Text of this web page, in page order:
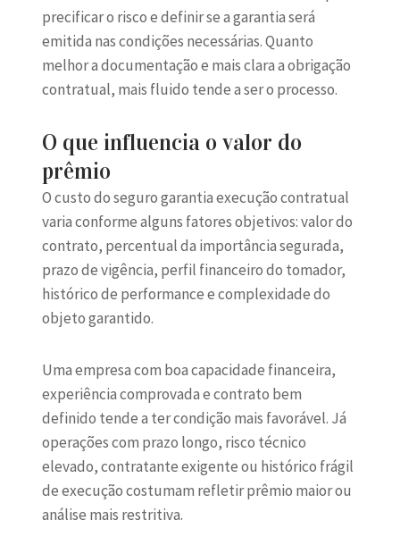
precificar o risco e definir se a garantia será
emitida nas condições necessárias. Quanto
melhor a documentação e mais clara a obrigação
contratual, mais fluido tende a ser o processo.
O que influencia o valor do
prêmio
O custo do seguro garantia execução contratual
varia conforme alguns fatores objetivos: valor do
contrato, percentual da importância segurada,
prazo de vigência, perfil financeiro do tomador,
histórico de performance e complexidade do
objeto garantido.
Uma empresa com boa capacidade financeira,
experiência comprovada e contrato bem
definido tende a ter condição mais favorável. Já
operações com prazo longo, risco técnico
elevado, contratante exigente ou histórico frágil
de execução costumam refletir prêmio maior ou
análise mais restritiva.